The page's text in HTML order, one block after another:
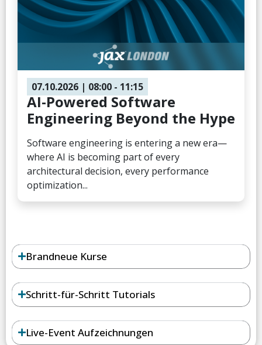
07.10.2026 | 08:00 - 11:15
AI-Powered Software
Engineering Beyond the Hype
Software engineering is entering a new era—
where AI is becoming part of every
architectural decision, every performance
optimization...
Brandneue Kurse ​
Schritt-für-Schritt Tutorials
Live-Event Aufzeichnungen